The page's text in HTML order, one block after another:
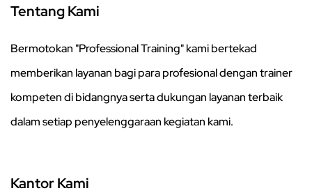
Tentang Kami
Bermotokan "Professional Training" kami bertekad
memberikan layanan bagi para profesional dengan trainer
kompeten di bidangnya serta dukungan layanan terbaik
dalam setiap penyelenggaraan kegiatan kami.
Kantor Kami